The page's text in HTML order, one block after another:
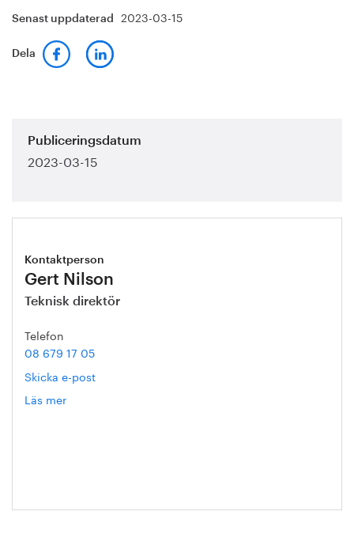
Senast uppdaterad 2023-03-15
Dela
Publiceringsdatum
2023-03-15
Kontaktperson
Gert Nilson
Teknisk direktör
Telefon
08 679 17 05
Skicka e-post
Läs mer